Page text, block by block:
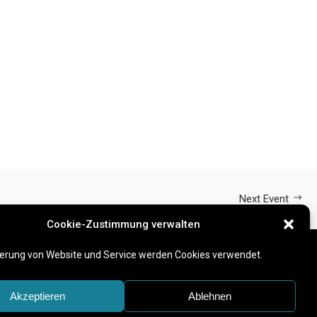
Cookie-Zustimmung verwalten
von Website und Service werden Cookies verwendet.
Akzeptieren Ablehnen
Next Event